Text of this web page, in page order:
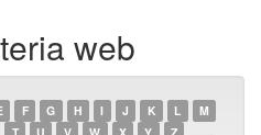
web
F G H I J K L
M